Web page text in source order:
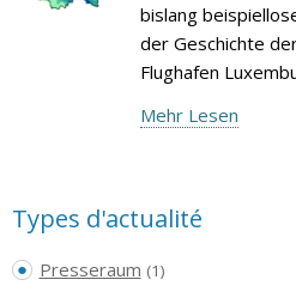
bislang
der Geschichte
Flughafen
Mehr Lesen
Types d'actualité
Presseraum (1)